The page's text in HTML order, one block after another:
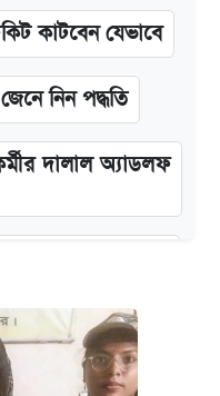
কাটবেন যেভাবে
নিন পদ্ধতি
দালাল অ্যাডলফ
১৮ প্রো ম্যাক্সের